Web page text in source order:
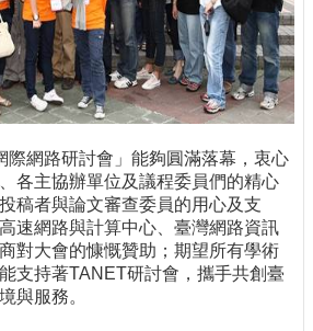
際網路研討會」能夠圓滿落幕，衷心
各主協辦單位及議程委員們的精心
稿者與論文審查委員的用心及支
速網路與計算中心、臺灣網路資訊
對大會的慷慨贊助；期望所有學術
支持著TANET研討會，攜手共創臺
與服務。